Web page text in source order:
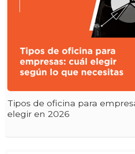
Tipos de oficina para
elegir en 2026